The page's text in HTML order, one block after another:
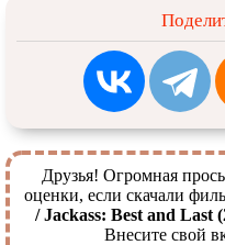
Друзья! Огромная
оценки, если скачали
/ Jackass: Best and Last
Внесите свой